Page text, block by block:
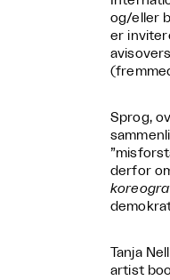
og/eller
er
Sprog,
derfor
Tanja
artist